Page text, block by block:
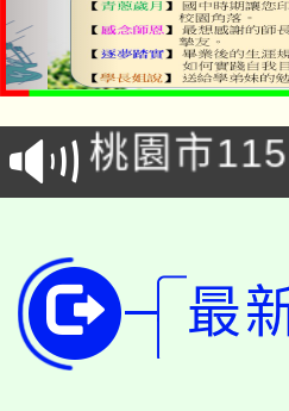
公告本校
代理(課)
「2026金
車」活動
桃園市
生本土語
公告本校
代理(課)
代理(課)
轉知中國
最